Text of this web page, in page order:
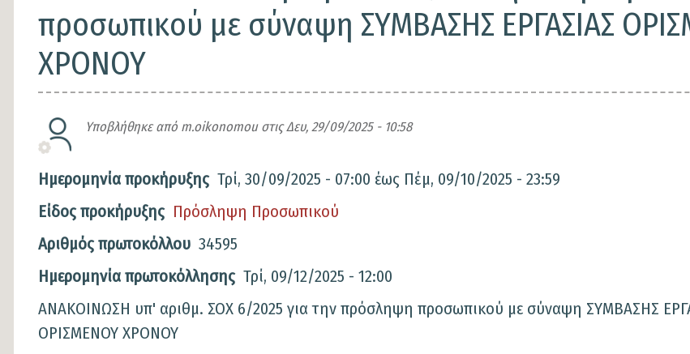
προσωπικού με σύναψη ΣΥΜΒΑΣΗΣ ΕΡΓΑΣΙΑΣ
ΧΡΟΝΟΥ
Υποβλήθηκε από m.oikonomouστιςΔευ, 29/09/2025 - 10:58
Ημερομηνία προκήρυξης Τρί, 30/09/2025 - 07:00 έως Πέμ, 09/10/2025 - 23:59
Είδος προκήρυξης Πρόσληψη Προσωπικού
Αριθμός πρωτοκόλλου 34595
Ημερομηνία πρωτοκόλλησης Τρί, 09/12/2025 - 12:00
Περιγραφή
ΑΝΑΚΟΙΝΩΣΗ υπ' αριθμ. ΣΟΧ 6/2025 για την πρόσληψη προσωπικού με σύναψη ΣΥΜΒΑΣΗΣ
ΟΡΙΣΜΕΝΟΥ ΧΡΟΝΟΥ